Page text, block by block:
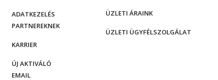
ÜZLETI ÁRAINK
ÜZLETI ÜGYFÉLSZOLGÁLAT
ADATKEZELÉS
PARTNEREKNEK
KARRIER
ÚJ AKTIVÁLÓ
EMAIL